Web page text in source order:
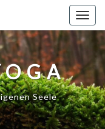
Seele